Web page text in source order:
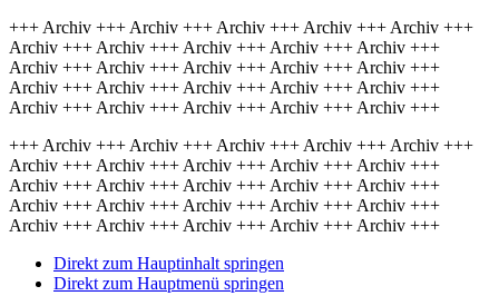
+++ Archiv +++ Archiv +++ Archiv +++ Archiv +++ Archiv +++
Archiv +++ Archiv +++ Archiv +++ Archiv +++ Archiv +++
Archiv +++ Archiv +++ Archiv +++ Archiv +++ Archiv +++
Archiv +++ Archiv +++ Archiv +++ Archiv +++ Archiv +++
Archiv +++ Archiv +++ Archiv +++ Archiv +++ Archiv +++
+++ Archiv +++ Archiv +++ Archiv +++ Archiv +++ Archiv +++
Archiv +++ Archiv +++ Archiv +++ Archiv +++ Archiv +++
Archiv +++ Archiv +++ Archiv +++ Archiv +++ Archiv +++
Archiv +++ Archiv +++ Archiv +++ Archiv +++ Archiv +++
Archiv +++ Archiv +++ Archiv +++ Archiv +++ Archiv +++
Direkt zum Hauptinhalt springen
Direkt zum Hauptmenü springen